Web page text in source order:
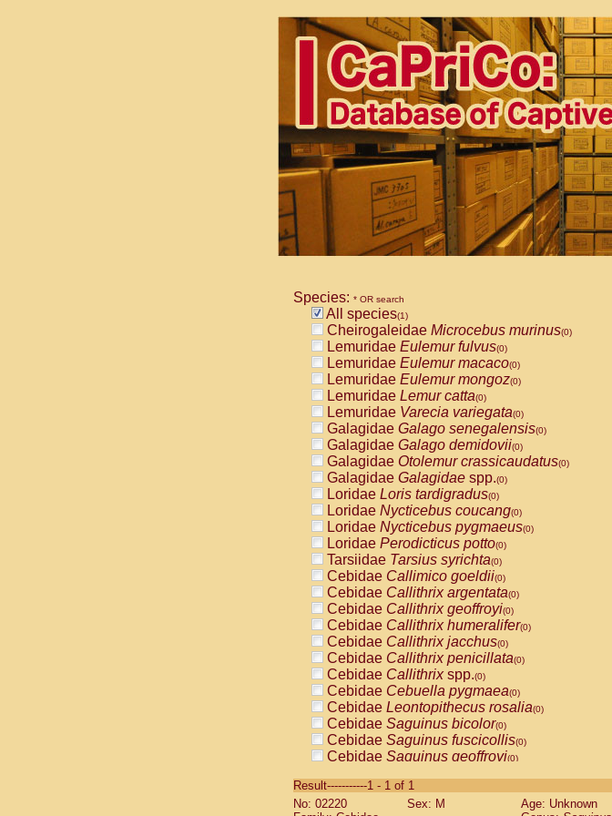
Species: * OR search
All species(1)
Cheirogaleidae Microcebus murinus(0)
Lemuridae Eulemur fulvus(0)
Lemuridae Eulemur macaco(0)
Lemuridae Eulemur mongoz(0)
Lemuridae Lemur catta(0)
Lemuridae Varecia variegata(0)
Galagidae Galago senegalensis(0)
Galagidae Galago demidovii(0)
Galagidae Otolemur crassicaudatus(0)
Galagidae Galagidae spp.(0)
Loridae Loris tardigradus(0)
Loridae Nycticebus coucang(0)
Loridae Nycticebus pygmaeus(0)
Loridae Perodicticus potto(0)
Tarsiidae Tarsius syrichta(0)
Cebidae Callimico goeldii(0)
Cebidae Callithrix argentata(0)
Cebidae Callithrix geoffroyi(0)
Cebidae Callithrix humeralifer(0)
Cebidae Callithrix jacchus(0)
Cebidae Callithrix penicillata(0)
Cebidae Callithrixspp.(0)
Cebidae Cebuella pygmaea(0)
Cebidae Leontopithecus rosalia(0)
Cebidae Saguinus bicolor(0)
Cebidae Saguinus fuscicollis(0)
Cebidae Saguinus geoffroyi(0)
CebidaeSaguinus labiatus(0)
Cebidae Saguinus leucopus (0)
Result-----------1 - 1 of 1
No: 02220
Sex: M
Age: Unknown